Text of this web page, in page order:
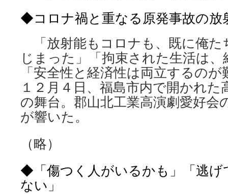
◆コロナ禍と重なる原発事故の放
「放射能もコロナも、既に俺た
じまった」「拘束された生活は
「安全性と経済性は両立するの
１２月４日、福島市内で開かれ
の舞台。郡山北工業高演劇愛好会
が響いた。
（略）
◆「傷つく人がいるかも」「逃げ
ない」